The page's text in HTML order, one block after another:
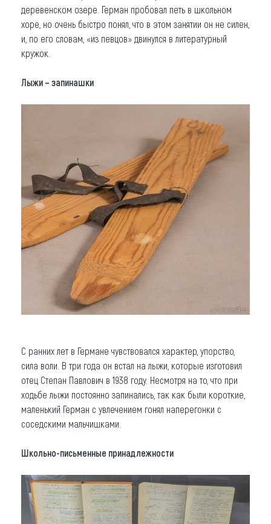
деревенском озере. Герман пробовал петь в школьном
хоре, но очень быстро понял, что в этом занятии он не силен,
и, по его словам, «из певцов» двинулся в литературный
кружок.
Лыжи – запинашки
С ранних лет в Германе чувствовался характер, упорство,
сила воли. В три года он встал на лыжи, которые изготовил
отец Степан Павлович в 1938 году. Несмотря на то, что при
ходьбе лыжи постоянно запинались, так как были короткие,
маленький Герман с увлечением гонял наперегонки с
соседскими мальчишками.
Школьно-письменные принадлежности